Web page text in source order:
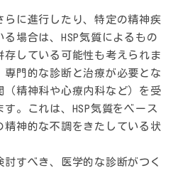
らに進行したり、特定の精神疾
場合は、HSP気質によるもの
存している可能性も考えられま
専門的な診断と治療が必要とな
（精神科や心療内科など）を受
。これは、HSP気質をベース
精神的な不調をきたしている状
すべき、医学的な診断がつく